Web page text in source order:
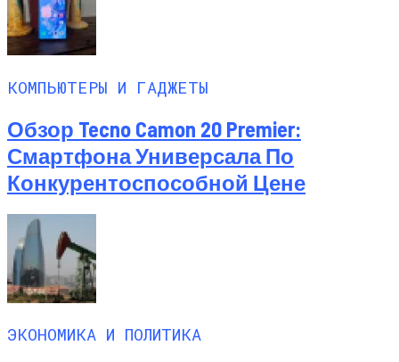
КОМПЬЮТЕРЫ И ГАДЖЕТЫ
Обзор Tecno Camon 20 Premier:
Смартфона Универсала По
Конкурентоспособной Цене
ЭКОНОМИКА И ПОЛИТИКА